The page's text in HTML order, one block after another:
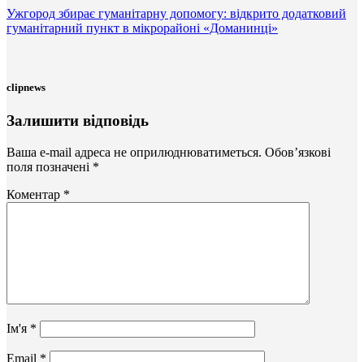
Ужгород збирає гуманітарну допомогу: відкрито додатковий
гуманітарний пункт в мікрорайоні «Доманинці»
clipnews
Залишити відповідь
Ваша e-mail адреса не оприлюднюватиметься. Обов’язкові
поля позначені *
Коментар *
Ім'я *
Email *